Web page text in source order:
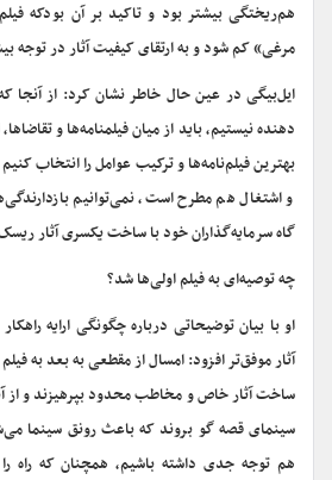
هم‌ریختگی بیشتر بود و تاکید بر آن بودکه
مرغی» کم شود و به ارتقای کیفیت آثار در توجه
ایل‌بیگی در عین حال خاطر نشان کرد: از آنجا
دهنده نیستیم، باید از میان فیلمنامه‌ها و
بهترین فیلم‌نامه‌ها و ترکیب عوامل را انتخاب
و اشتغال هم مطرح است، نمی‌توانیم
گاه سرمایه‌گذاران خود با ساخت یکسری آثار
چه توصیه‌ای به فیلم اولی‌ها شد؟
او با بیان توضیحاتی درباره چگونگی ارایه
آثار موفق‌تر افزود: امسال از مقطعی به بعد به
ساخت آثار خاص و مخاطب محدود بپرهیزند و از
سینمای قصه گو بروند که باعث رونق سینما
هم توجه جدی داشته باشیم، همچنان که راه